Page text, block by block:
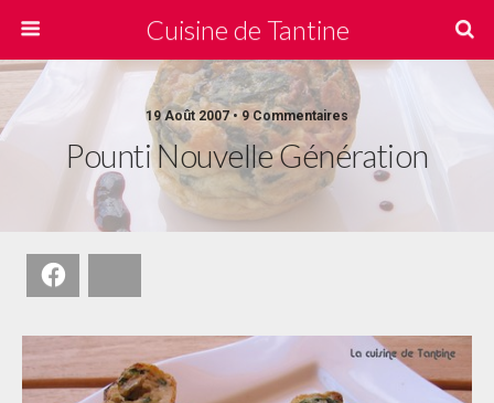
Cuisine de Tantine
19 Août 2007 • 9 Commentaires
Pounti Nouvelle Génération